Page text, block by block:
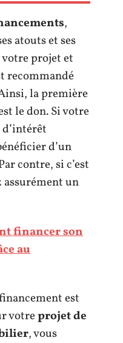
,
atouts et ses
votre projet et
recommandé
la première
le don. Si votre
d’intérêt
d’un
contre, si c’est
un
financer son
au
est
votreprojet de
, vous